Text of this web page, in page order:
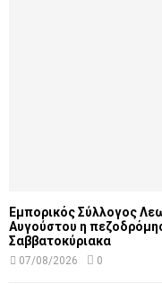
Εμπορικός Σύλλογος
Αυγούστου η
Σαββατοκύριακα
07/08/2026 0